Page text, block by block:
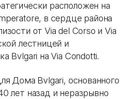
расположен на
в сердце района
от Via del Corso и Via
лестницей и
Bvlgari на Via Condotti.
Дома Bvlgari, основанного
лет назад и неразрывно